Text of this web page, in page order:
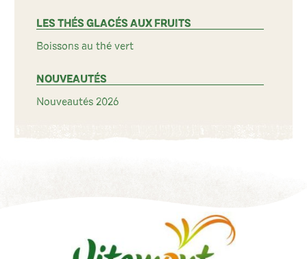
LES THÉS GLACÉS AUX FRUITS
Boissons au thé vert
NOUVEAUTÉS
Nouveautés 2026